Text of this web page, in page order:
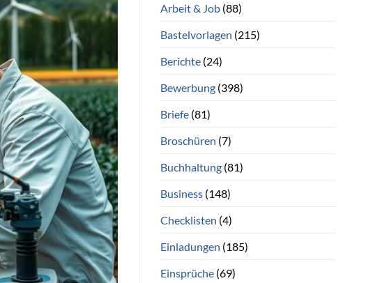
Arbeit & Job(88)
Bastelvorlagen (215)
Berichte(24)
Bewerbung(398)
Briefe(81)
Broschüren (7)
Buchhaltung(81)
Business(148)
Checklisten (4)
Einladungen (185)
Einsprüche(69)